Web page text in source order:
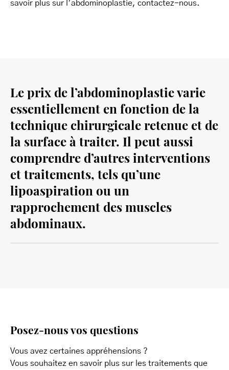
savoir plus sur l’abdominoplastie, contactez-nous.
Le prix de l’abdominoplastie varie
essentiellement en fonction de la
technique chirurgicale retenue et de
la surface à traiter. Il peut aussi
comprendre d’autres interventions
et traitements, tels qu’une
lipoaspiration ou un
rapprochement des muscles
abdominaux.
Posez-nous vos questions
Vous avez certaines appréhensions ?
Vous souhaitez en savoir plus sur les traitements que